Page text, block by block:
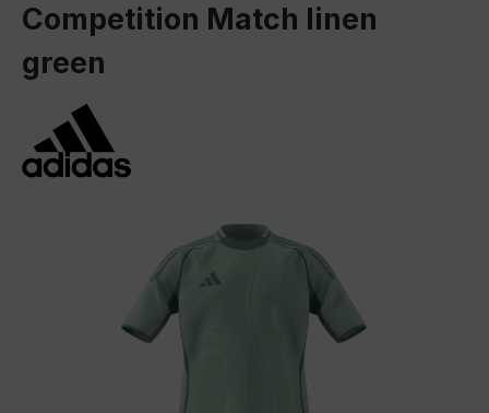
Competition Match linen
green
Bildergalerie überspringen